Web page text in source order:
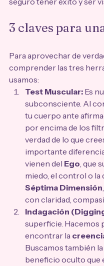
3 claves para
Para aprovechar de
comprender las tres
usamos:
Test Muscular: Es
subconsciente. Al
tu cuerpo ante
por encima de los
verdad de lo que
importante
vienen del Ego, que
miedo, el control o la
Séptima Dimensión
con claridad,
Indagación
superficie. Hacemos
encontrar la
Buscamos también la
beneficio oculto que